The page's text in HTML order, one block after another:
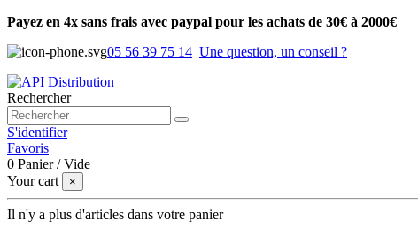
Payez en 4x sans frais avec paypal pour les achats de 30€ à 2000€
05 56 39 75 14 Une question, un conseil ?
Rechercher
S'identifier
Favoris
0 Panier /Vide
Your cart
×
Il n'y a plus d'articles dans votre panier